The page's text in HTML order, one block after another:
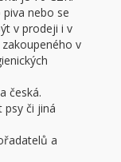
nebo se
v prodeji i v
v
česká.
či jiná
a